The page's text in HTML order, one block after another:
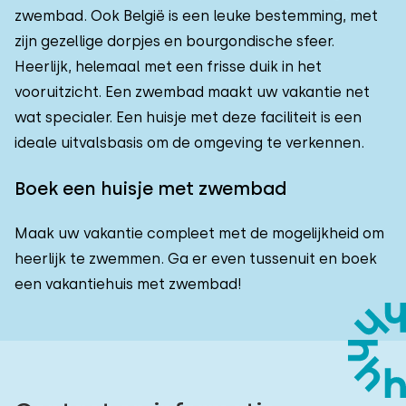
zwembad. Ook België is een leuke bestemming, met
zijn gezellige dorpjes en bourgondische sfeer.
Heerlijk, helemaal met een frisse duik in het
vooruitzicht. Een zwembad maakt uw vakantie net
wat specialer. Een huisje met deze faciliteit is een
ideale uitvalsbasis om de omgeving te verkennen.
Boek een huisje met zwembad
Maak uw vakantie compleet met de mogelijkheid om
heerlijk te zwemmen. Ga er even tussenuit en boek
een vakantiehuis met zwembad!